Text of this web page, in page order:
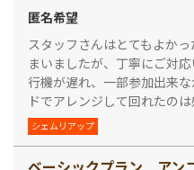
匿名希望
スタッフさんはとてもよか
まいましたが、丁寧にご対
行機が遅れ、一部参加出来
ドでアレンジして回れたのは
シェムリアップ